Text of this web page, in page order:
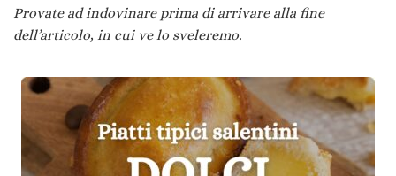
Provate ad indovinare prima di arrivare alla fine
dell’articolo, in cui ve lo sveleremo.